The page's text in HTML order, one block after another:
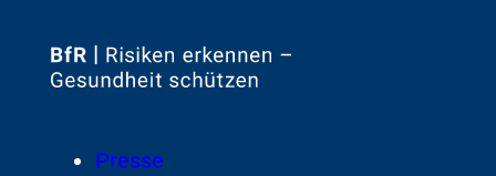
Zur
FooterPresse